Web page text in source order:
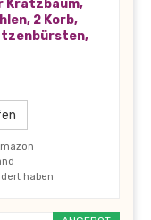
Kratzbaum,
2 Korb,
haben